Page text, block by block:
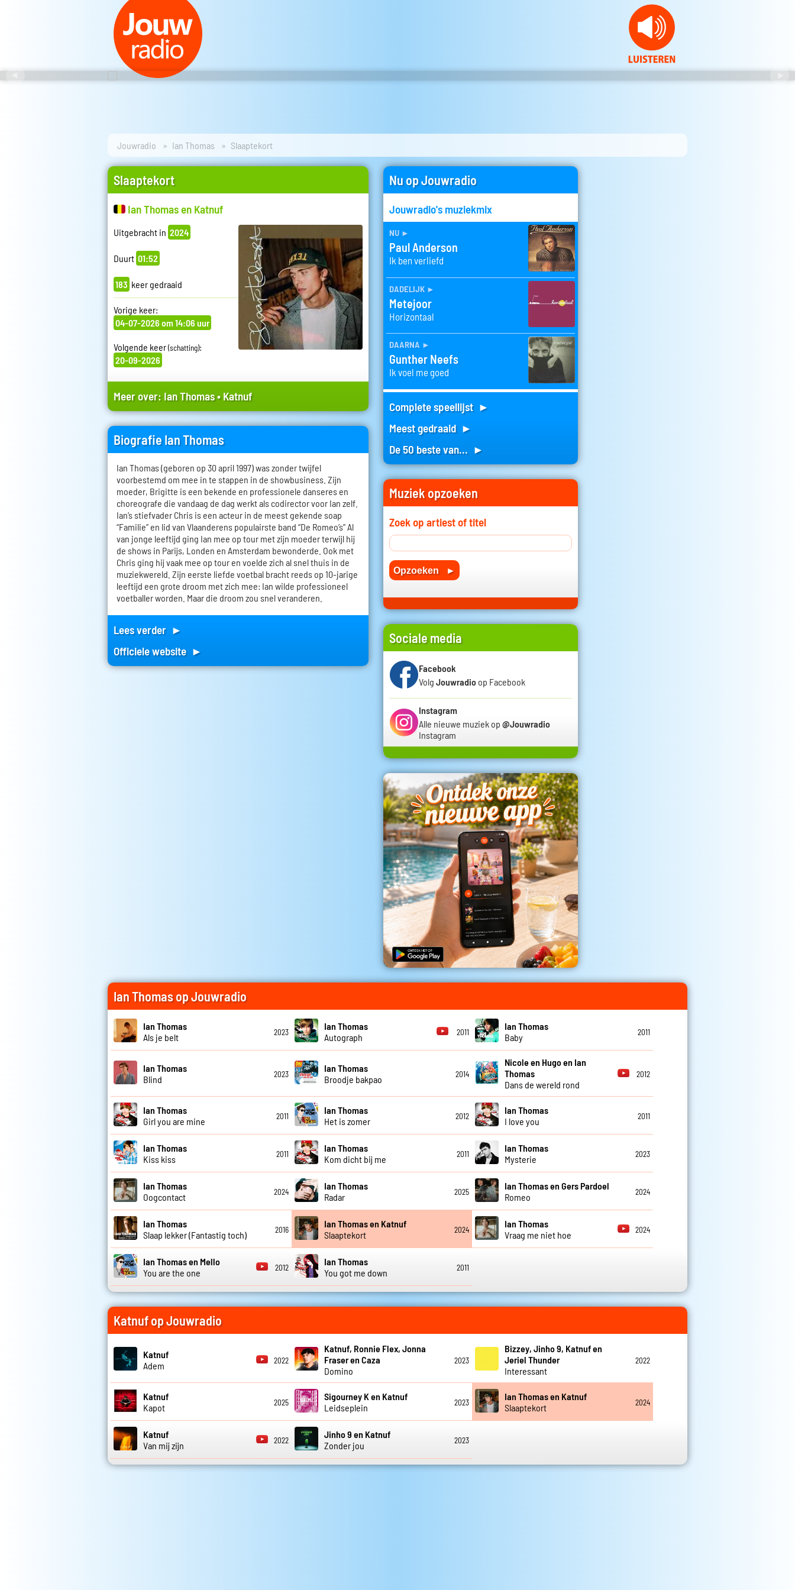
Jouwradio Ian Thomas Slaaptekort
Slaaptekort
Ian Thomas en Katnuf
Uitgebracht in 2024
Duurt 01:52
183 keer gedraaid
Vorige keer:
04-07-2026 om 14:06 uur
Volgende keer(schatting):
20-09-2026
Meer over: Ian Thomas•Katnuf
Biografie Ian Thomas
Ian Thomas (geboren op 30 april 1997) was zonder twijfel
voorbestemd om mee in te stappen in de showbusiness. Zijn
moeder, Brigitte is een bekende en professionele danseres en
choreografe die vandaag de dag werkt als codirector voor Ian zelf.
Ian’s stiefvader Chris is een acteur in de meest gekende soap
“Familie” en lid van Vlaanderens populairste band “De Romeo’s” Al
van jonge leeftijd ging Ian mee op tour met zijn moeder terwijl hij
de shows in Parijs, Londen en Amsterdam bewonderde. Ook met
Chris ging hij vaak mee op tour en voelde zich al snel thuis in de
muziekwereld. Zijn eerste liefde voetbal bracht reeds op 10-jarige
leeftijd een grote droom met zich mee: Ian wilde professioneel
voetballer worden. Maar die droom zou snel veranderen.
Lees verder ►
Officiele website ►
Nu op Jouwradio
Jouwradio's muziekmix
nu ►
Paul Anderson
Ik ben verliefd
dadelijk ►
Metejoor
Horizontaal
daarna ►
Gunther Neefs
Ik voel me goed
Complete speellijst ►
Meest gedraaid ►
De 50 beste van... ►
Muziek opzoeken
Zoek op artiest of titel
Sociale media
Facebook
Volg Jouwradio op Facebook
Instagram
Alle nieuwe muziek op @Jouwradio
Instagram
Ian Thomas op Jouwradio
Ian Thomas
Als je belt
2023
Ian Thomas
Autograph
2011
Ian Thomas
Baby
2011
Ian Thomas
Blind
2023
Ian Thomas
Broodje bakpao
2014
Nicole en Hugo en Ian
Thomas
Dans de wereld rond
2012
Ian Thomas
Girl you are mine
2011
Ian Thomas
Het is zomer
2012
Ian Thomas
I love you
2011
Ian Thomas
Kiss kiss
2011
Ian Thomas
Kom dicht bij me
2011
Ian Thomas
Mysterie
2023
Ian Thomas
Oogcontact
2024
Ian Thomas
Radar
2025
Ian Thomas en Gers Pardoel
Romeo
2024
Ian Thomas
Slaap lekker (Fantastig toch)
2016
Ian Thomas en Katnuf
Slaaptekort
2024
Ian Thomas
Vraag me niet hoe
2024
Ian Thomas en Mello
You are the one
2012
Ian Thomas
You got me down
2011
Katnuf op Jouwradio
Katnuf
Adem
2022
Katnuf, Ronnie Flex, Jonna
Fraser en Caza
Domino
2023
Bizzey, Jinho 9, Katnuf en
Jeriel Thunder
Interessant
2022
Katnuf
Kapot
2025
Sigourney K en Katnuf
Leidseplein
2023
Ian Thomas en Katnuf
Slaaptekort
2024
Katnuf
Van mij zijn
2022
Jinho 9 en Katnuf
Zonder jou
2023